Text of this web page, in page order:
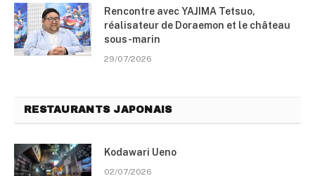
Rencontre avec YAJIMA Tetsuo,
réalisateur de Doraemon et le château
sous-marin
29/07/2026
RESTAURANTS JAPONAIS
Kodawari Ueno
02/07/2026